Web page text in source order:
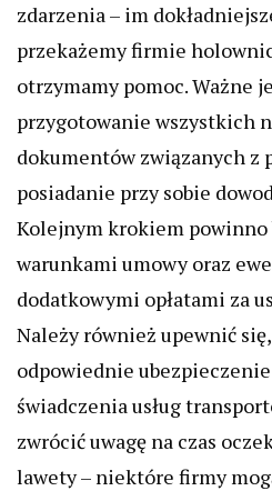
zdarzenia – im
przekażemy firmie
otrzymamy pomoc. Ważne
przygotowanie wszystkich
dokumentów związanych z
posiadanie przy sobie
Kolejnym krokiem powinno
warunkami umowy oraz
dodatkowymi opłatami za
Należy również upewnić
odpowiednie
świadczenia usług
zwrócić uwagę na czas
lawety – niektóre firmy